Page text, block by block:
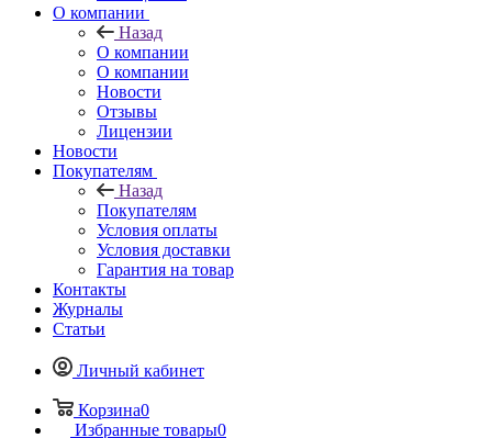
О компании
Назад
О компании
О компании
Новости
Отзывы
Лицензии
Новости
Покупателям
Назад
Покупателям
Условия оплаты
Условия доставки
Гарантия на товар
Контакты
Журналы
Статьи
Личный кабинет
Корзина0
Избранные товары0